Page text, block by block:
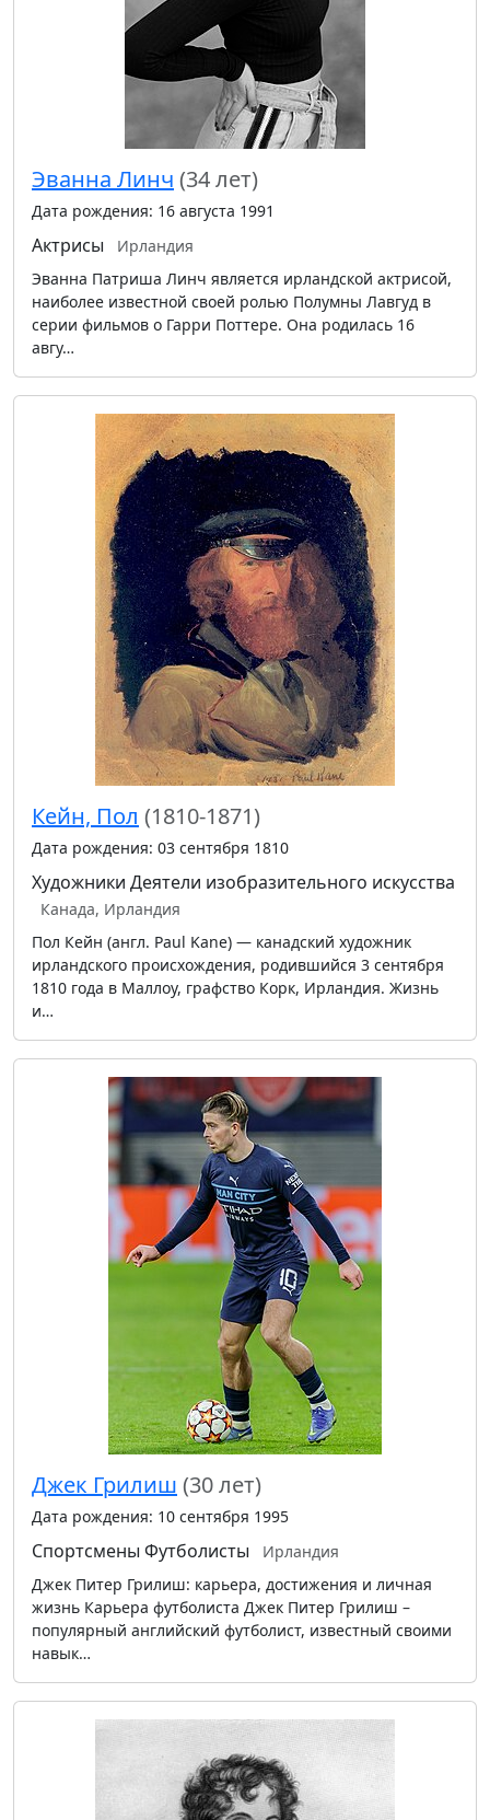
Эванна Линч (34 лет)
Дата рождения: 16 августа 1991
Актрисы
Ирландия
Эванна Патриша Линч является ирландской актрисой,
наиболее известной своей ролью Полумны Лавгуд в
серии фильмов о Гарри Поттере. Она родилась 16
авгу…
Кейн, Пол (1810-1871)
Дата рождения: 03 сентября 1810
Художники Деятели изобразительного искусства
Канада, Ирландия
Пол Кейн (англ. Paul Kane) — канадский художник
ирландского происхождения, родившийся 3 сентября
1810 года в Маллоу, графство Корк, Ирландия. Жизнь
и…
Джек Грилиш (30 лет)
Дата рождения: 10 сентября 1995
Спортсмены Футболисты
Ирландия
Джек Питер Грилиш: карьера, достижения и личная
жизнь Карьера футболиста Джек Питер Грилиш –
популярный английский футболист, известный своими
навык…